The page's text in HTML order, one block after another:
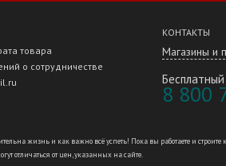
КОНТАКТЫ
Магазины и
8 800
товара
о сотрудничестве
жизнь и как важно всё успеть! Пока вы работаете и строите
отличаться от цен, указанных на сайте.